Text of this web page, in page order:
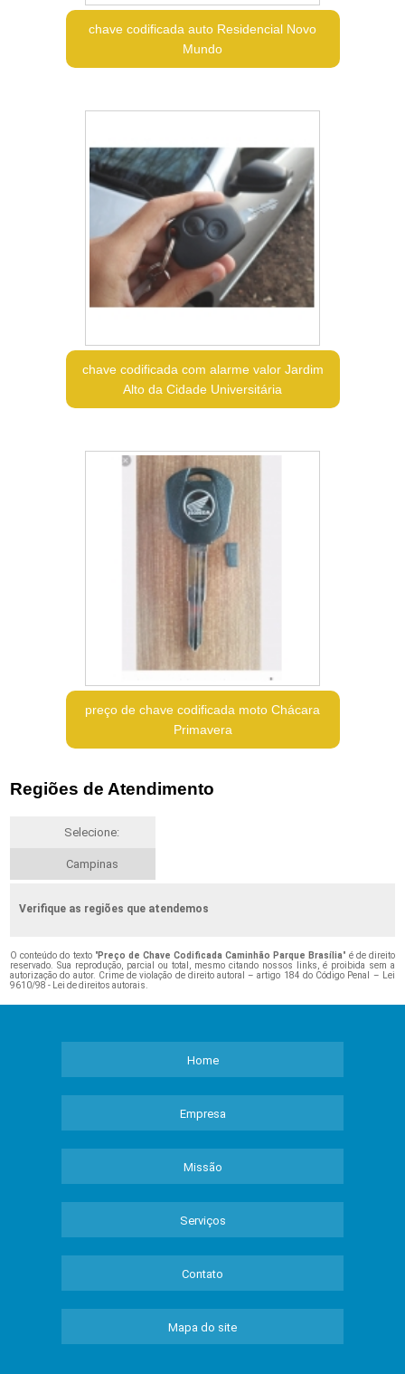
chave codificada auto Residencial Novo
Mundo
chave codificada com alarme valor Jardim
Alto da Cidade Universitária
preço de chave codificada moto Chácara
Primavera
Regiões de Atendimento
Selecione:
Campinas
Verifique as regiões que atendemos
O conteúdo do texto "Preço de Chave Codificada Caminhão Parque Brasília" é de direito
reservado. Sua reprodução, parcial ou total, mesmo citando nossos links, é proibida sem a
autorização do autor. Crime de violação de direito autoral – artigo 184 do Código Penal –
Lei
9610/98 - Lei de direitos autorais
Home
Empresa
Missão
Serviços
Contato
Mapa do site